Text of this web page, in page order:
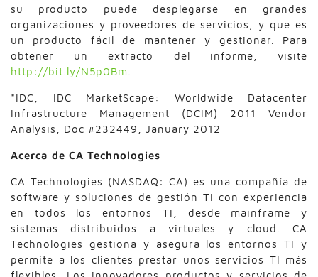
su producto puede desplegarse en grandes
organizaciones y proveedores de servicios, y que es
un producto fácil de mantener y gestionar. Para
obtener un extracto del informe, visite
http://bit.ly/N5p0Bm
*IDC, IDC MarketScape: Worldwide Datacenter
Infrastructure Management (DCIM) 2011 Vendor
Analysis, Doc #232449, January 2012
Acerca de CA Technologies
CA Technologies (NASDAQ: CA) es una compañía de
software y soluciones de gestión TI con experiencia
en todos los entornos TI,
desde mainframe y
sistemas distribuidos a virtuales y cloud. CA
Technologies gestiona y asegura los entornos TI y
permite a los clientes prestar unos servicios TI más